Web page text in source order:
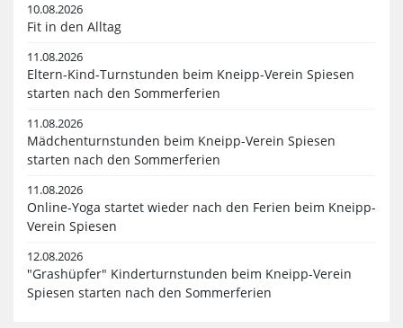
10.08.2026
Fit in den Alltag
11.08.2026
Eltern-Kind-Turnstunden beim Kneipp-Verein Spiesen
starten nach den Sommerferien
11.08.2026
Mädchenturnstunden beim Kneipp-Verein Spiesen
starten nach den Sommerferien
11.08.2026
Online-Yoga startet wieder nach den Ferien beim Kneipp-
Verein Spiesen
12.08.2026
"Grashüpfer" Kinderturnstunden beim Kneipp-Verein
Spiesen starten nach den Sommerferien